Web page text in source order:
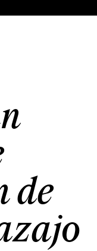
de